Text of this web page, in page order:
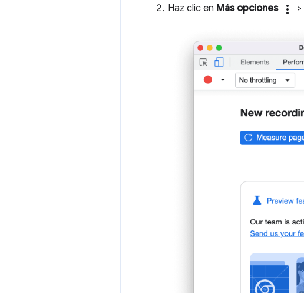
Haz clic en Más opciones more_vert >